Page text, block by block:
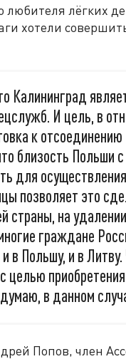
любителя лёгких
хотели
Калининград
И цель, в
к
близость Польши
для
позволяет это
страны, на
граждане
в Польшу, и в
в данном
Попов, член